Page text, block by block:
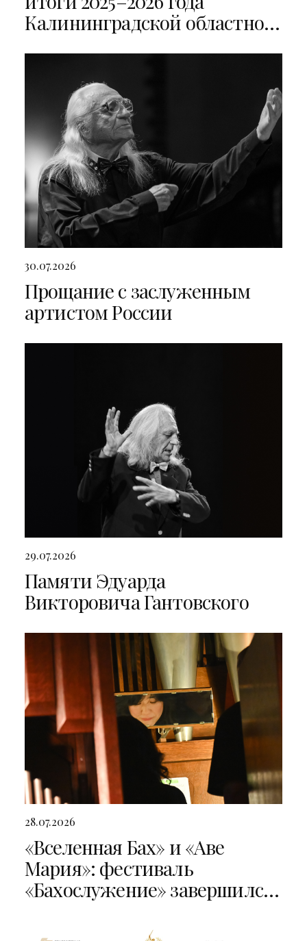
Калининградской областной
30.07.2026
Прощание с заслуженным
артистом России
29.07.2026
Памяти Эдуарда
Викторовича Гантовского
28.07.2026
«Вселенная Бах» и «Аве
Мария»: фестиваль
«Бахослужение» завершился